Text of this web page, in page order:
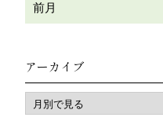
前月
アーカイブ